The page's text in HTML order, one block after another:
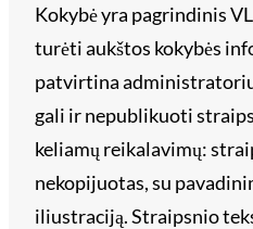
Kokybė yra pagrindinis
turėti aukštos kokybės
patvirtina
gali ir nepublikuoti
keliamų reikalavimų:
nekopijuotas, su
iliustraciją. Straipsnio